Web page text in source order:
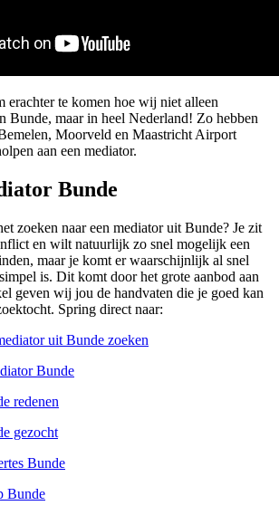
erachter te komen hoe wij niet alleen
Bunde, maar in heel Nederland! Zo hebben
Moorveld en Maastricht Airport
aan een mediator.
Bunde
zoeken naar een mediator uit Bunde? Je zit
en wilt natuurlijk zo snel mogelijk een
maar je komt er waarschijnlijk al snel
is. Dit komt door het grote aanbod aan
geven wij jou de handvaten die je goed kan
Spring direct naar:
uit Bunde zoeken
Bunde
redenen
gezocht
Bunde
Bunde